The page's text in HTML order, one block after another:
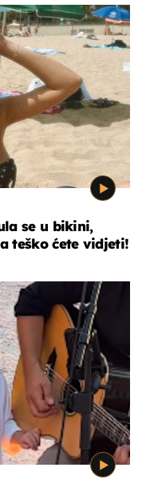
se u bikini,
teško ćete vidjeti!